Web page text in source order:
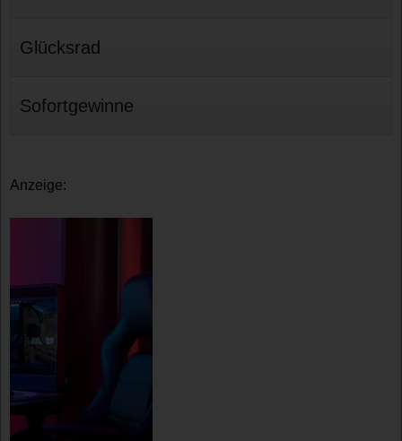
Glücksrad
Sofortgewinne
Anzeige: